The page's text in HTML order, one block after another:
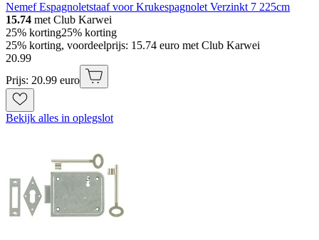
Nemef Espagnoletstaaf voor Krukespagnolet Verzinkt 7 225cm
15.74 met Club Karwei
25% korting25% korting
25% korting, voordeelprijs: 15.74 euro met Club Karwei
20.99
Prijs: 20.99 euro
Bekijk alles in oplegslot